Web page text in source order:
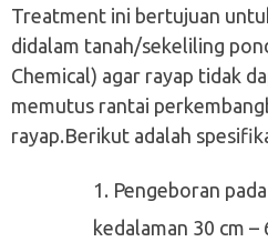
Treatment ini bertujuan
didalam tanah/sekeliling
Chemical) agar rayap tidak
memutus rantai
rayap.Berikut adalah
Pengeboran
kedalaman 30 cm –